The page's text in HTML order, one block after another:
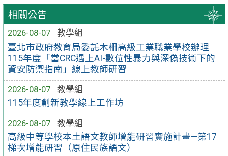
相關公告
2026-08-07
教學組
臺北市政府教育局委託木柵高級工業職業學校辦理
115年度「當CRC遇上AI-數位性暴力與深偽技術下的
資安防禦指南」線上教師研習
2026-08-07
教學組
115年度創新教學線上工作坊
2026-08-07
教學組
高級中等學校本土語文教師增能研習實施計畫—第17
梯次增能研習（原住民族語文）